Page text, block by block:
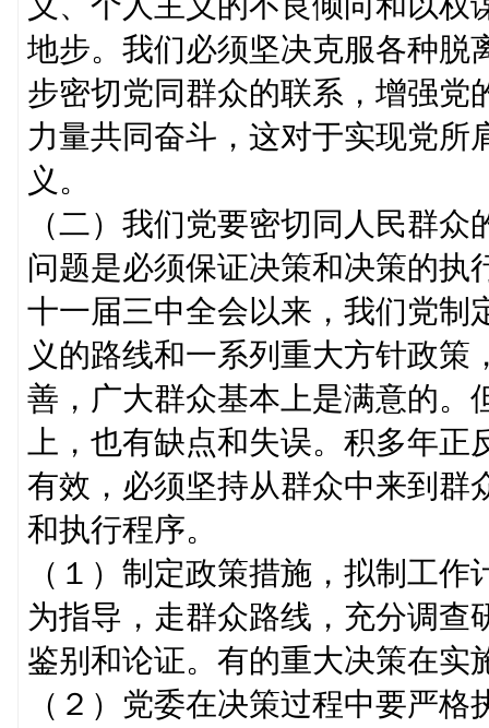
地步。我们必须坚决克服各种脱
步密切党同群众的联系，增强党
力量共同奋斗，这对于实现党所
义。
（二）我们党要密切同人民群
问题是必须保证决策和决策的执
十一届三中全会以来，我们党制
义的路线和一系列重大方针政
善，广大群众基本上是满意的。
上，也有缺点和失误。积多年
有效，必须坚持从群众中来到群
和执行程序。
（１）制定政策措施，拟制工
为指导，走群众路线，充分调查
鉴别和论证。有的重大决策在实
（２）党委在决策过程中要严